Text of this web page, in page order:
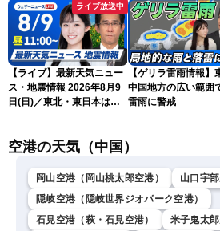
ライブ放送中
【ライブ】最新天気ニュー
ス・地震情報 2026年8月9
日(日)／東北・東日本は急
ム・青原桃香／山口剛央〉
【ゲリラ雷雨情報】
中国地方の広い範囲
雷雨に警戒
空港の天気（中国）
岡山空港（岡山桃太郎空港） 山口宇
隠岐空港（隠岐世界ジオパーク空港）
石見空港（萩・石見空港）
米子鬼太